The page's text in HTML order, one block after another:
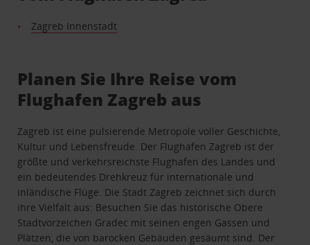
Zagreb Innenstadt
Planen Sie Ihre Reise vom
Flughafen Zagreb aus
Zagreb ist eine pulsierende Metropole voller Geschichte,
Kultur und Lebensfreude. Der Flughafen Zagreb ist der
größte und verkehrsreichste Flughafen des Landes und
ein bedeutendes Drehkreuz für internationale und
inländische Flüge. Die Stadt Zagreb zeichnet sich durch
ihre Vielfalt aus: Besuchen Sie das historische Obere
Stadtvorzeichen Gradec mit seinen engen Gassen und
Plätzen, die von barocken Gebäuden gesäumt sind. Der